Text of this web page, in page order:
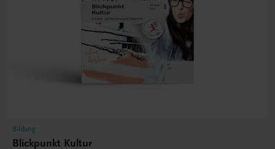
Bildung
Blickpunkt Kultur